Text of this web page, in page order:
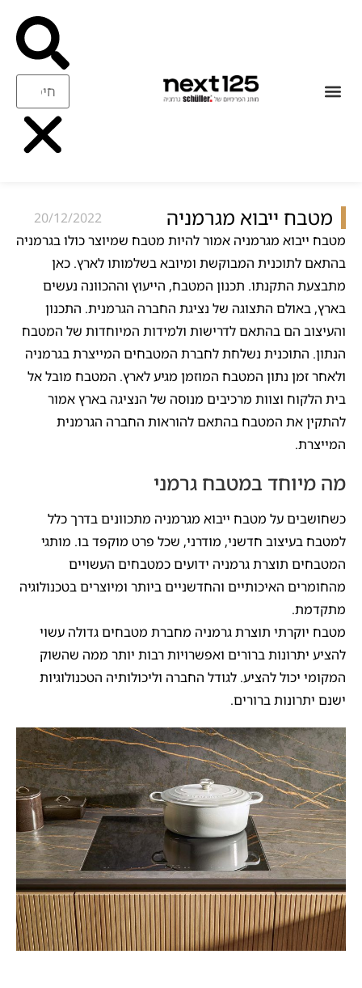
מטבח ייבוא מגרמניה
20/12/2022
מטבח ייבוא מגרמניה אמור להיות מטבח שמיוצר כולו בגרמניה
בהתאם לתוכנית המבוקשת ומיובא בשלמותו לארץ. כאן
מתבצעת התקנתו. תכנון המטבח, הייעוץ וההכוונה נעשים
בארץ, באולם התצוגה של נציגת החברה הגרמנית. התכנון
והעיצוב הם בהתאם לדרישות ולמידות המיוחדות של המטבח
הנתון. התוכנית נשלחת לחברת המטבחים המייצרת בגרמניה
ולאחר זמן נתון המטבח המוזמן מגיע לארץ. המטבח מובל אל
בית הלקוח וצוות מרכיבים מנוסה של הנציגה בארץ אמור
להתקין את המטבח בהתאם להוראות החברה הגרמנית
המייצרת.
מה מיוחד במטבח גרמני
כשחושבים על מטבח ייבוא מגרמניה מתכוונים בדרך כלל
למטבח בעיצוב חדשני, מודרני, שכל פרט מוקפד בו. מותגי
המטבחים תוצרת גרמניה ידועים כמטבחים העשויים
מהחומרים האיכותיים והחדשניים ביותר ומיוצרים בטכנולוגיה
מתקדמת.
מטבח יוקרתי תוצרת גרמניה מחברת מטבחים גדולה עשוי
להציע יתרונות ברורים ואפשרויות רבות יותר ממה שהשוק
המקומי יכול להציע. לגודל החברה וליכולותיה הטכנולוגיות
ישנם יתרונות ברורים.